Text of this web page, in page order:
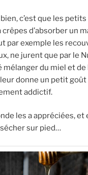
c’est que les
d’absorber un
par exemple les
ne jurent que par le
mélanger du miel et de
leur donne un petit
addictif.
les a appréciées, et
sur pied…